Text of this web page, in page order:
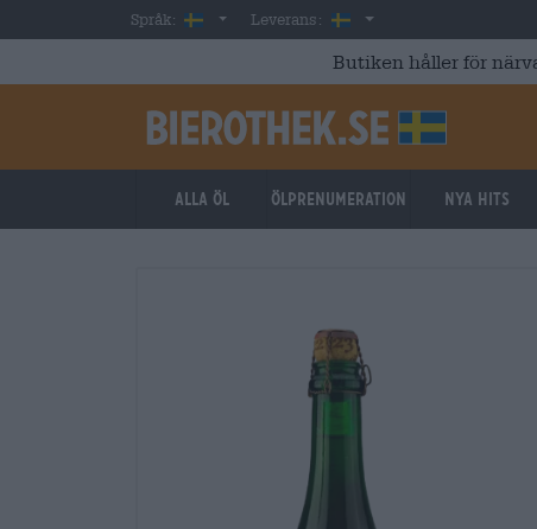
Skip to main content
Språk: SwedishLeverans: Sverige
Butiken håller för
Alla öl ölprenumeration Nya hits